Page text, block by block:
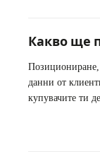
Какво ще
Позициониране,
данни от
купувачите ти